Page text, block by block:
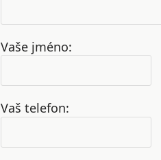
Vaše jméno:
Vaš telefon: